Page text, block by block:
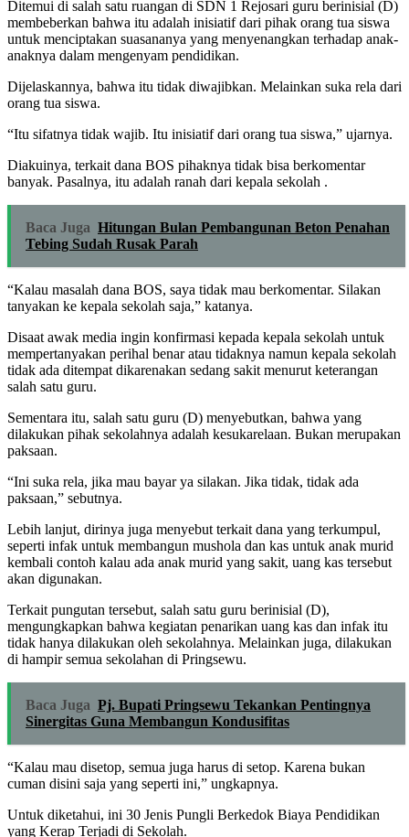
Ditemui di salah satu ruangan di SDN 1 Rejosari guru berinisial (D)
membeberkan bahwa itu adalah inisiatif dari pihak orang tua siswa
untuk menciptakan suasananya yang menyenangkan terhadap anak-
anaknya dalam mengenyam pendidikan.
Dijelaskannya, bahwa itu tidak diwajibkan. Melainkan suka rela dari
orang tua siswa.
“Itu sifatnya tidak wajib. Itu inisiatif dari orang tua siswa,” ujarnya.
Diakuinya, terkait dana BOS pihaknya tidak bisa berkomentar
banyak. Pasalnya, itu adalah ranah dari kepala sekolah .
Baca Juga Hitungan Bulan Pembangunan Beton Penahan
Tebing Sudah Rusak Parah
“Kalau masalah dana BOS, saya tidak mau berkomentar. Silakan
tanyakan ke kepala sekolah saja,” katanya.
Disaat awak media ingin konfirmasi kepada kepala sekolah untuk
mempertanyakan perihal benar atau tidaknya namun kepala sekolah
tidak ada ditempat dikarenakan sedang sakit menurut keterangan
salah satu guru.
Sementara itu, salah satu guru (D) menyebutkan, bahwa yang
dilakukan pihak sekolahnya adalah kesukarelaan. Bukan merupakan
paksaan.
“Ini suka rela, jika mau bayar ya silakan. Jika tidak, tidak ada
paksaan,” sebutnya.
Lebih lanjut, dirinya juga menyebut terkait dana yang terkumpul,
seperti infak untuk membangun mushola dan kas untuk anak murid
kembali contoh kalau ada anak murid yang sakit, uang kas tersebut
akan digunakan.
Terkait pungutan tersebut, salah satu guru berinisial (D),
mengungkapkan bahwa kegiatan penarikan uang kas dan infak itu
tidak hanya dilakukan oleh sekolahnya. Melainkan juga, dilakukan
di hampir semua sekolahan di Pringsewu.
Baca Juga Pj. Bupati Pringsewu Tekankan Pentingnya
Sinergitas Guna Membangun Kondusifitas
“Kalau mau disetop, semua juga harus di setop. Karena bukan
cuman disini saja yang seperti ini,” ungkapnya.
Untuk diketahui, ini 30 Jenis Pungli Berkedok Biaya Pendidikan
yang Kerap Terjadi di Sekolah.